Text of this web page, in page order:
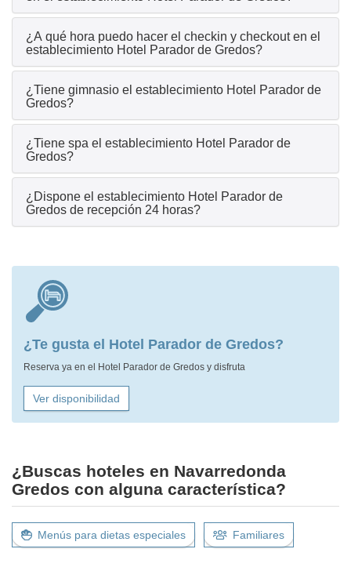
¿A qué hora puedo hacer el checkin y checkout en el
establecimiento Hotel Parador de Gredos?
¿Tiene gimnasio el establecimiento Hotel Parador de
Gredos?
¿Tiene spa el establecimiento Hotel Parador de
Gredos?
¿Dispone el establecimiento Hotel Parador de
Gredos de recepción 24 horas?
¿Te gusta el Hotel Parador de Gredos?
Reserva ya en el Hotel Parador de Gredos y disfruta
Ver disponibilidad
¿Buscas hoteles en Navarredonda
Gredos con alguna característica?
Menús para dietas especiales Familiares